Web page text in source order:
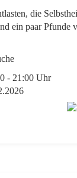
die
ein paar Pfunde
- 21:00 Uhr